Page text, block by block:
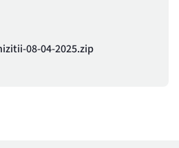
08-04-2025.zip